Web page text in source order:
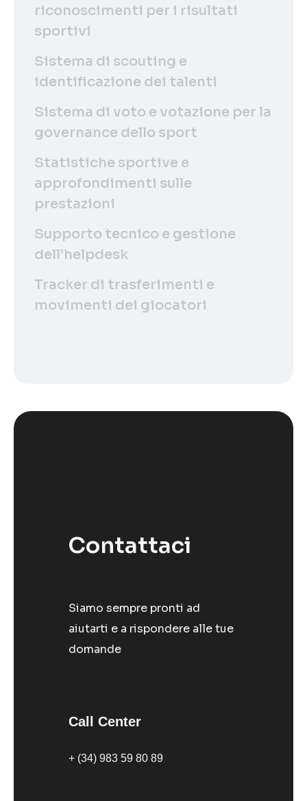
riconoscimenti per i risultati
sportivi
Sistema di scouting e
identificazione dei talenti
Sistema di voto e votazione per la
governance dello sport
Statistiche sportive e
approfondimenti sulle
prestazioni
Supporto tecnico e gestione
dell’helpdesk
Tracker di trasferimenti e
movimenti dei giocatori
Contattaci
Siamo sempre pronti ad
aiutarti e a rispondere alle tue
domande
Call Center
+ (34) 983 59 80 89